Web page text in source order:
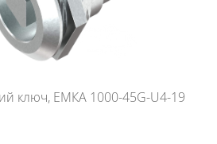
ключ, ЕМКА 1000-45G-U4-19